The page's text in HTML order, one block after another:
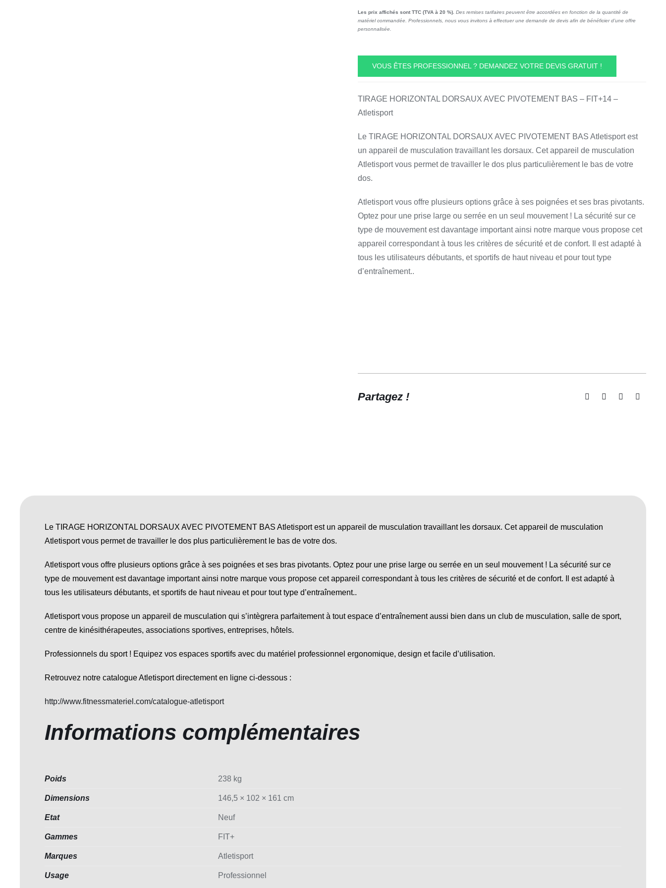
Les prix affichés sont TTC (TVA à 20 %).Des remises tarifaires peuvent être accordées en fonction de la quantité de
matériel commandée. Professionnels, nous vous invitons à effectuer une demande de devis afin de bénéficier d’une offre
personnalisée.
VOUS ÊTES PROFESSIONNEL ? DEMANDEZ VOTRE DEVIS GRATUIT !
TIRAGE HORIZONTAL DORSAUX AVEC PIVOTEMENT BAS – FIT+14 –
Atletisport
Le TIRAGE HORIZONTAL DORSAUX AVEC PIVOTEMENT BAS Atletisport est
un appareil de musculation travaillant les dorsaux. Cet appareil de musculation
Atletisport vous permet de travailler le dos plus particulièrement le bas de votre
dos.
Atletisport vous offre plusieurs options grâce à ses poignées et ses bras pivotants.
Optez pour une prise large ou serrée en un seul mouvement ! La sécurité sur ce
type de mouvement est davantage important ainsi notre marque vous propose cet
appareil correspondant à tous les critères de sécurité et de confort. Il est adapté à
tous les utilisateurs débutants, et sportifs de haut niveau et pour tout type
d’entraînement..
Partagez !
Le TIRAGE HORIZONTAL DORSAUX AVEC PIVOTEMENT BAS Atletisport est un appareil de musculation travaillant les dorsaux. Cet appareil de musculation
Atletisport vous permet de travailler le dos plus particulièrement le bas de votre dos.
Atletisport vous offre plusieurs options grâce à ses poignées et ses bras pivotants. Optez pour une prise large ou serrée en un seul mouvement ! La sécurité sur ce
type de mouvement est davantage important ainsi notre marque vous propose cet appareil correspondant à tous les critères de sécurité et de confort. Il est adapté à
tous les utilisateurs débutants, et sportifs de haut niveau et pour tout type d’entraînement..
Atletisport vous propose un appareil de musculation qui s’intègrera parfaitement à tout espace d’entraînement aussi bien dans un club de musculation, salle de sport,
centre de kinésithérapeutes, associations sportives, entreprises, hôtels.
Professionnels du sport ! Equipez vos espaces sportifs avec du matériel professionnel ergonomique, design et facile d’utilisation.
Retrouvez notre catalogue Atletisport directement en ligne ci-dessous :
http://www.fitnessmateriel.com/catalogue-atletisport
Informations complémentaires
Poids 238 kg
Dimensions 146,5 × 102 × 161 cm
Etat Neuf
Gammes FIT+
Marques Atletisport
Usage Professionnel